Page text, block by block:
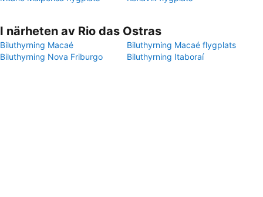
I närheten av Rio das Ostras
Biluthyrning Macaé
Biluthyrning Macaé flygplats
Biluthyrning Nova Friburgo
Biluthyrning Itaboraí